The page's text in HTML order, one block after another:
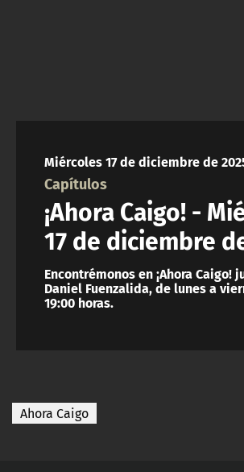
Miércoles 17 de diciembre de
Capítulos
¡Ahora Caigo! -
17 de diciembre
Encontrémonos en ¡Ahora Caigo!
Daniel Fuenzalida, de lunes a
19:00 horas.
Ahora Caigo